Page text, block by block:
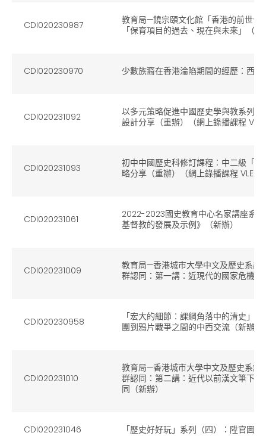
CDI020230987
教育局—饒宗頤文化館「香港的前世今
「保育項目的過去、現在與未來」（新
CDI020230970 少數族裔在香港淪陷期間的經歷：西
CDI020231092
以多元策略促進中國歷史學與教系列
設計分享（重辦）（網上錄播課程
CDI020231093
初中中國歷史科修訂課程︰中二級「
略分享（重辦）（網上錄播課程 VLE
CDI020231061
2022-2023國史教育中心名家講座系
基督教的發展及示例》（新辦）
CDI020231009
教育局—香港城市大學中文及歷史系講
群認同：第一講：近現代的國家危機
CDI020230958
「宏大的細節︰課綱角落中的清史」
團到鴉片戰爭之間的中西交流（新辦）
CDI020231010
教育局—香港城市大學中文及歷史系講
群認同：第二講：近代以前漢文筆下
同（新辦）
CDI020231046 「歷史好好玩」系列（四）：陞官圖